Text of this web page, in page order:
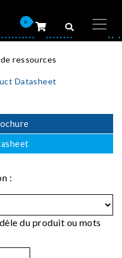
0
ressources
Datasheet
:
du produit ou mots